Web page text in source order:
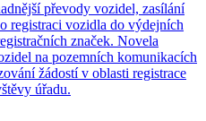
převody vozidel, zasílání
registraci vozidla do výdejních
značek. Novela
na pozemních komunikacích
žádostí v oblasti registrace
úřadu.